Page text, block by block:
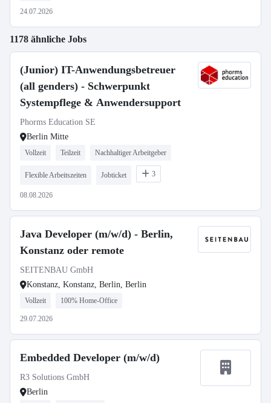
24.07.2026
1178 ähnliche Jobs
(Junior) IT-Anwendungsbetreuer
(all genders) - Schwerpunkt
Systempflege & Anwendersupport
Phorms Education SE
Berlin Mitte
Vollzeit Teilzeit Nachhaltiger Arbeitgeber
Flexible Arbeitszeiten Jobticket 3
08.08.2026
Java Developer (m/w/d) - Berlin,
Konstanz oder remote
SEITENBAU GmbH
Konstanz, Konstanz, Berlin, Berlin
Vollzeit 100% Home-Office
29.07.2026
Embedded Developer (m/w/d)
R3 Solutions GmbH
Berlin